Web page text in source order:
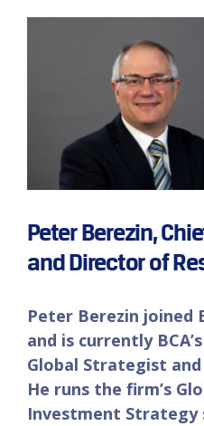
Peter Berezin,
and Director of
Peter Berezin joined
and is currently
Global Strategist
He runs the firm’s
Investment Strategy